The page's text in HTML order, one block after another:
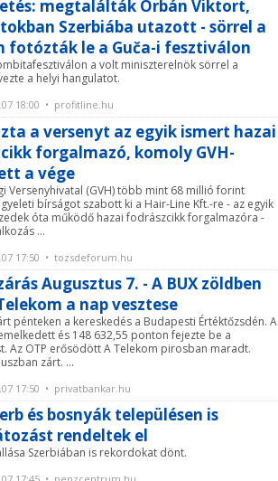
megtalálták Orbán Viktort,
Szerbiába utazott - sörrel a
fotózták le a Guča-i fesztiválon
a volt miniszterelnök sörrel a
a helyi hangulatot.
18:00 • profitline.hu
a versenyt az egyik ismert hazai
forgalmazó, komoly GVH-
a vége
Versenyhivatal (GVH) több mint 68 millió forint
bírságot szabott ki a Hair-Line Kft.-re - az egyik
óta működő hazai fodrászcikk forgalmazóra -
...
17:50 • tozsdeforum.hu
Augusztus 7. - A BUX zöldben
a nap vesztese
pénteken a kereskedés a Budapesti Értéktőzsdén. A
és 148 632,55 ponton fejezte be a
Az OTP erősödött A Telekom pirosban maradt.
zárt. ...
17:50 • privatbankar.hu
és bosnyák településen is
rendeltek el
Szerbiában is rekordokat dönt.